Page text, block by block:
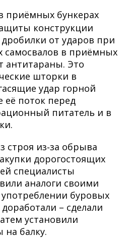
приёмных бункерах
конструкции
от ударов при
самосвалов в приёмных
антитараны. Это
шторки в
удар горной
поток перед
питатель и в
строя из‑за обрыва
дорогостоящих
специалисты
аналоги своими
буровых
– сделали
установили
балку.